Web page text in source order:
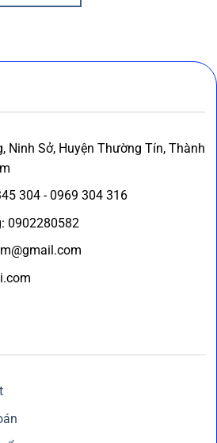
Ninh Sở, Huyện Thường Tín, Thành
304 - 0969 304 316
0902280582